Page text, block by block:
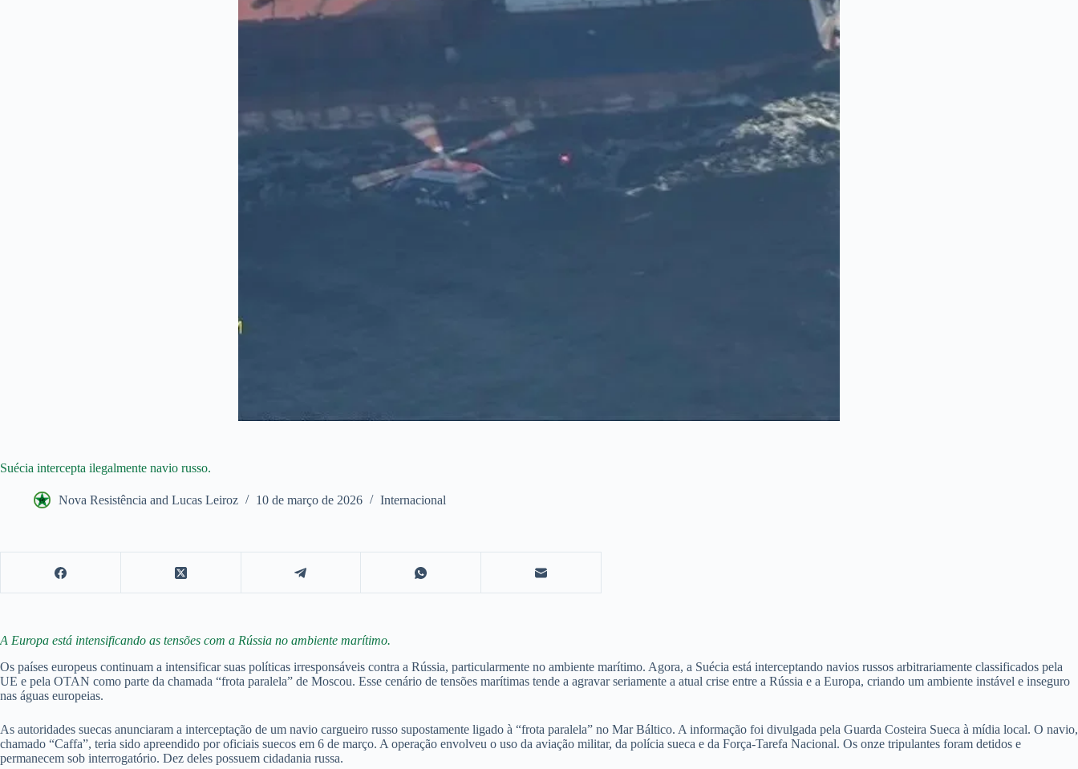
Suécia intercepta ilegalmente navio russo.
Nova Resistência and Lucas Leiroz 10 de março de 2026 Internacional
A Europa está intensificando as tensões com a Rússia no ambiente marítimo.
Os países europeus continuam a intensificar suas políticas irresponsáveis ​​contra a Rússia, particularmente no ambiente marítimo. Agora, a Suécia está interceptando navios russos arbitrariamente classificados pela
UE e pela OTAN como parte da chamada “frota paralela” de Moscou. Esse cenário de tensões marítimas tende a agravar seriamente a atual crise entre a Rússia e a Europa, criando um ambiente instável e inseguro
nas águas europeias.
As autoridades suecas anunciaram a interceptação de um navio cargueiro russo supostamente ligado à “frota paralela” no Mar Báltico. A informação foi divulgada pela Guarda Costeira Sueca à mídia local. O navio,
chamado “Caffa”, teria sido apreendido por oficiais suecos em 6 de março. A operação envolveu o uso da aviação militar, da polícia sueca e da Força-Tarefa Nacional. Os onze tripulantes foram detidos e
permanecem sob interrogatório. Dez deles possuem cidadania russa.